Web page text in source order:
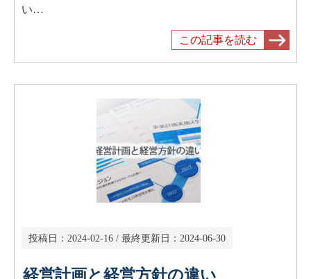
い…
この記事を読む
投稿日： 2024-02-16 / 最終更新日： 2024-06-30
経営計画と経営方針の違い